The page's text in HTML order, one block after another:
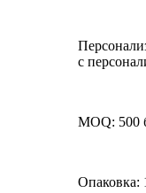
с
MOQ: 500
Опаковка: